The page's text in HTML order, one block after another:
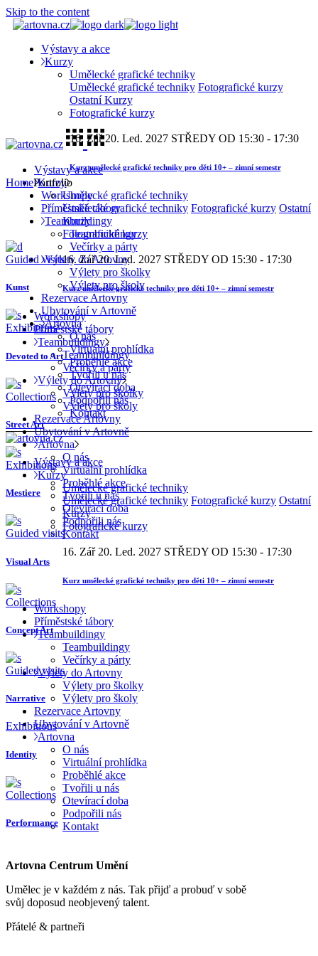
Skip to the content
Výstavy a akce
Kurzy
Umělecké grafické techniky
Umělecké grafické techniky Fotografické kurzy
Ostatní Kurzy
Fotografické kurzy
16. Zář20. Led. 2027 STŘEDY OD 15:30 - 17:30
Kurz umělecké grafické techniky pro děti 10+ – zimní semestr
Workshopy
Příměstské tábory
Teambuildingy
Teambuildingy
Večírky a párty
Výlety do Artovny
Výlety pro školky
Výlety pro školy
Rezervace Artovny
Ubytování v Artovně
Artovna
O nás
Virtuální prohlídka
Proběhlé akce
Tvořili u nás
Otevírací doba
Podpořili nás
Kontakt
Výstavy a akce
Kurzy
Umělecké grafické techniky
Umělecké grafické techniky Fotografické kurzy Ostatní
Kurzy
Fotografické kurzy
16. Zář 20. Led. 2027 STŘEDY OD 15:30 - 17:30
Kurz umělecké grafické techniky pro děti 10+ – zimní semestr
Workshopy
Příměstské tábory
Teambuildingy
Teambuildingy
Večírky a párty
Výlety do Artovny
Výlety pro školky
Výlety pro školy
Rezervace Artovny
Ubytování v Artovně
Artovna
O nás
Virtuální prohlídka
Proběhlé akce
Tvořili u nás
Otevírací doba
Podpořili nás
Kontakt
Výstavy a akce
Kurzy
Umělecké grafické techniky
Umělecké grafické techniky Fotografické kurzy Ostatní
Kurzy
Fotografické kurzy
16. Zář20. Led. 2027 STŘEDY OD 15:30 - 17:30
Kurz umělecké grafické techniky pro děti 10+ – zimní semestr
Workshopy
Příměstské tábory
Teambuildingy
Teambuildingy
Večírky a párty
Výlety do Artovny
Výlety pro školky
Výlety pro školy
Rezervace Artovny
Ubytování v Artovně
Artovna
O nás
Virtuální prohlídka
Proběhlé akce
Tvořili u nás
Otevírací doba
Podpořili nás
Kontakt
HomePortfolio
Guided visits
Kunst
Exhibitions
Devoted to Art
Collections
Street Art
Exhibitions
Mestiere
Guided visits
Visual Arts
Collections
Concept Art
Guided visits
Narrative
Exhibitions
Identity
Collections
Performance
Artovna Centrum Umění
Umělec je v každém z nás. Tak přijď a probuď v sobě
svůj doposud neobjevený talent.
Přátelé & partneři